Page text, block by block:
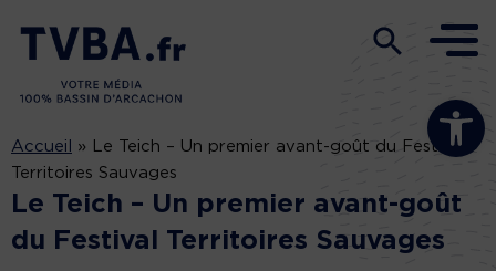
Ouvrir la
Accueil »
Le Teich – Un premier avant-goût du Festival
Territoires Sauvages
Le Teich – Un premier avant-goût
du Festival Territoires Sauvages